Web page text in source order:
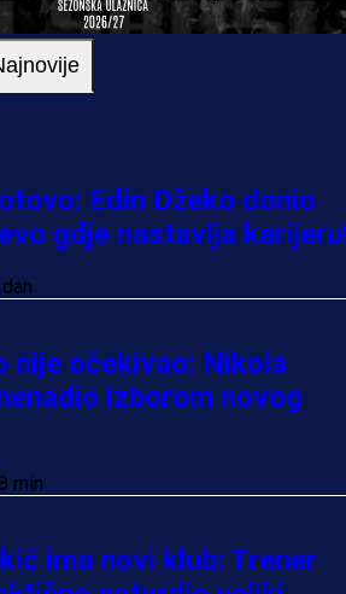
Edin Džeko donio
gdje nastavlja
nije očekivao: Nikola
izborom novog
min
ima novi klub: Trener